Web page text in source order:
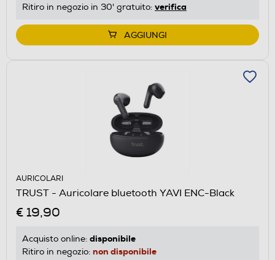
Ritiro in negozio in 30' gratuito: verifica
AGGIUNGI
AURICOLARI
TRUST - Auricolare bluetooth YAVI ENC-Black
€ 19,90
Acquisto online: disponibile
Ritiro in negozio: non disponibile